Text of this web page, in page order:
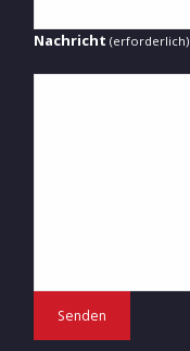
Nachricht (erforderlich)
Senden